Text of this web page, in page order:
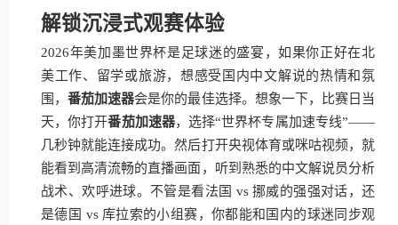
解锁沉浸式观赛体验
2026年美加墨世界杯是足球迷的盛宴，如果你正好在北
美工作、留学或旅游，想感受国内中文解说的热情和氛
围，番茄加速器会是你的最佳选择。想象一下，比赛日当
天，你打开番茄加速器，选择“世界杯专属加速专线”——
几秒钟就能连接成功。然后打开央视体育或咪咕视频，就
能看到高清流畅的直播画面，听到熟悉的中文解说员分析
战术、欢呼进球。不管是看法国 vs 挪威的强强对话，还
是德国 vs 库拉索的小组赛，你都能和国内的球迷同步观